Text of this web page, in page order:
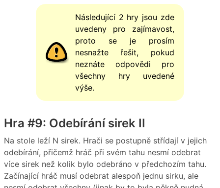
Následující 2 hry jsou zde
uvedeny pro zajímavost,
proto se je prosím
nesnažte řešit, pokud
neznáte odpovědi pro
všechny hry uvedené
výše.
Hra #9: Odebírání sirek II
Na stole leží N sirek. Hrači se postupně střídají v jejich
odebírání, přičemž hráč při svém tahu nesmí odebrat
více sirek než kolik bylo odebráno v předchozím tahu.
Začínající hráč musí odebrat alespoň jednu sirku, ale